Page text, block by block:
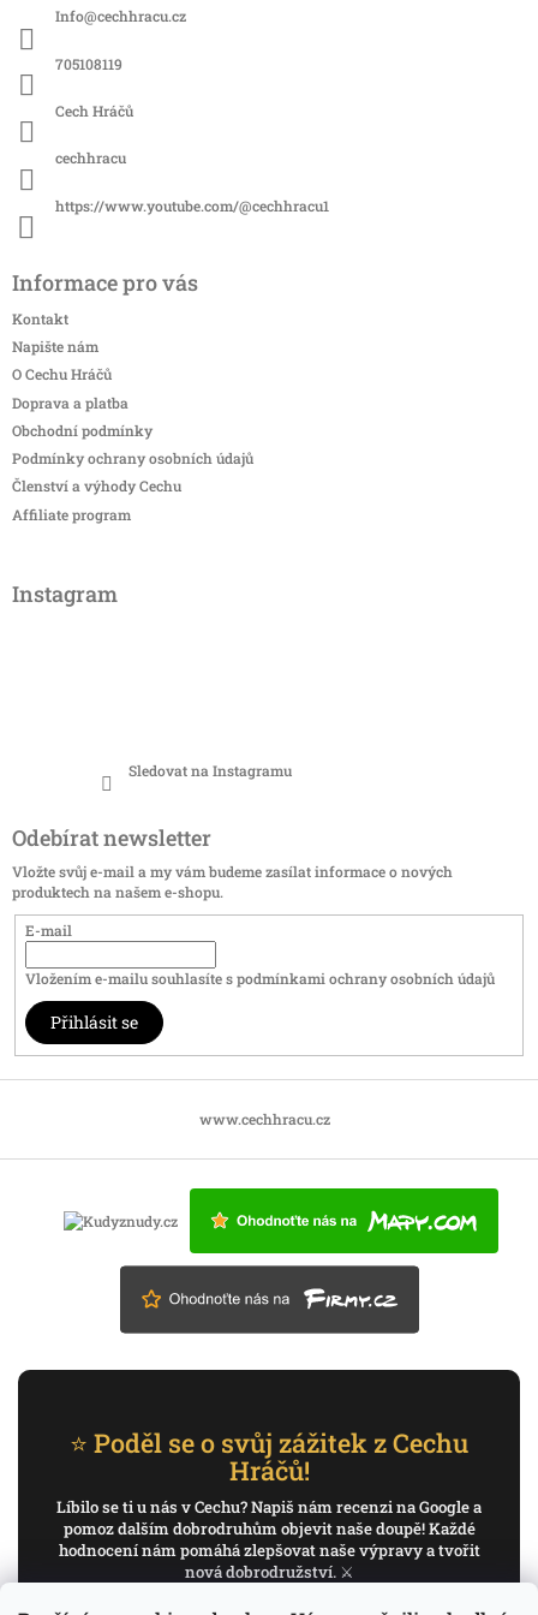
Info@cechhracu.cz
705108119
Cech Hráčů
cechhracu
https://www.youtube.com/@cechhracu1
Informace pro vás
Kontakt
Napište nám
O Cechu Hráčů
Doprava a platba
Obchodní podmínky
Podmínky ochrany osobních údajů
Členství a výhody Cechu
Affiliate program
Instagram
Sledovat na Instagramu
Odebírat newsletter
Vložte svůj e-mail a my vám budeme zasílat informace o nových
produktech na našem e-shopu.
E-mail
Vložením e-mailu souhlasíte spodmínkami ochrany osobních údajů
Přihlásit se
www.cechhracu.cz
⭐ Poděl se o svůj zážitek z Cechu
Hráčů!
Líbilo se ti u nás v Cechu? Napiš nám recenzi na Google a
pomoz dalším dobrodruhům objevit naše doupě! Každé
hodnocení nám pomáhá zlepšovat naše výpravy a tvořit
nová dobrodružství. ⚔️